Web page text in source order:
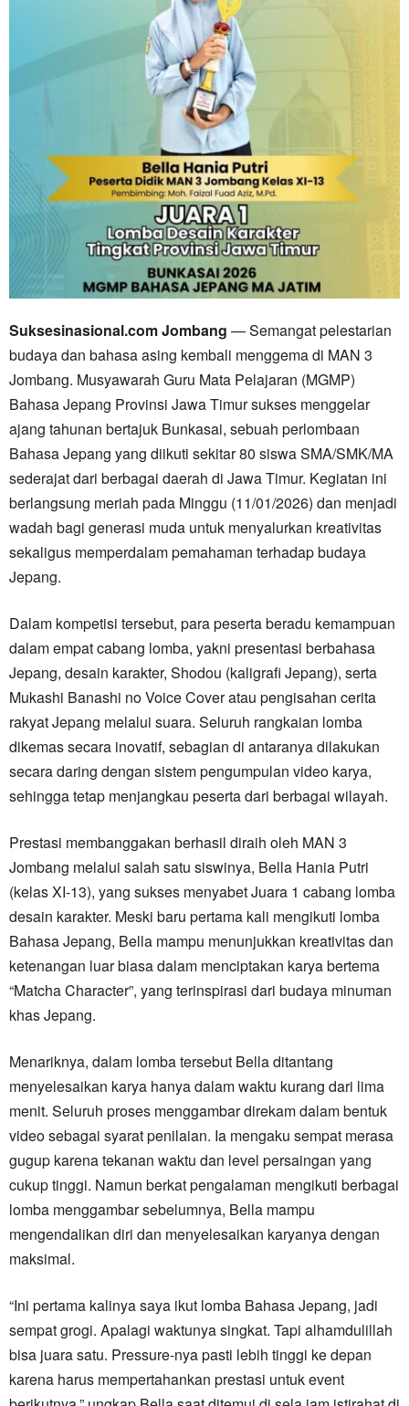
Suksesinasional.com Jombang — Semangat pelestarian
budaya dan bahasa asing kembali menggema di MAN 3
Jombang. Musyawarah Guru Mata Pelajaran (MGMP)
Bahasa Jepang Provinsi Jawa Timur sukses menggelar
ajang tahunan bertajuk Bunkasai, sebuah perlombaan
Bahasa Jepang yang diikuti sekitar 80 siswa SMA/SMK/MA
sederajat dari berbagai daerah di Jawa Timur. Kegiatan ini
berlangsung meriah pada Minggu (11/01/2026) dan menjadi
wadah bagi generasi muda untuk menyalurkan kreativitas
sekaligus memperdalam pemahaman terhadap budaya
Jepang.
Dalam kompetisi tersebut, para peserta beradu kemampuan
dalam empat cabang lomba, yakni presentasi berbahasa
Jepang, desain karakter, Shodou (kaligrafi Jepang), serta
Mukashi Banashi no Voice Cover atau pengisahan cerita
rakyat Jepang melalui suara. Seluruh rangkaian lomba
dikemas secara inovatif, sebagian di antaranya dilakukan
secara daring dengan sistem pengumpulan video karya,
sehingga tetap menjangkau peserta dari berbagai wilayah.
Prestasi membanggakan berhasil diraih oleh MAN 3
Jombang melalui salah satu siswinya, Bella Hania Putri
(kelas XI-13), yang sukses menyabet Juara 1 cabang lomba
desain karakter. Meski baru pertama kali mengikuti lomba
Bahasa Jepang, Bella mampu menunjukkan kreativitas dan
ketenangan luar biasa dalam menciptakan karya bertema
“Matcha Character”, yang terinspirasi dari budaya minuman
khas Jepang.
Menariknya, dalam lomba tersebut Bella ditantang
menyelesaikan karya hanya dalam waktu kurang dari lima
menit. Seluruh proses menggambar direkam dalam bentuk
video sebagai syarat penilaian. Ia mengaku sempat merasa
gugup karena tekanan waktu dan level persaingan yang
cukup tinggi. Namun berkat pengalaman mengikuti berbagai
lomba menggambar sebelumnya, Bella mampu
mengendalikan diri dan menyelesaikan karyanya dengan
maksimal.
“Ini pertama kalinya saya ikut lomba Bahasa Jepang, jadi
sempat grogi. Apalagi waktunya singkat. Tapi alhamdulillah
bisa juara satu. Pressure-nya pasti lebih tinggi ke depan
karena harus mempertahankan prestasi untuk event